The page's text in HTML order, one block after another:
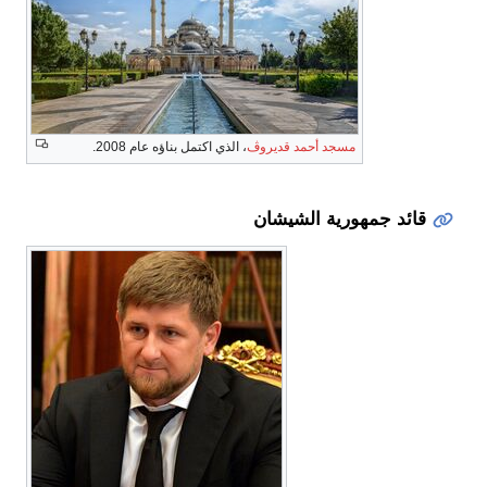
مسجد أحمد قديروڤ، الذي اكتمل بناؤه عام 2008.
قائد جمهورية الشيشان